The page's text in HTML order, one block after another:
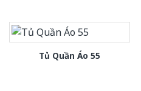
Tủ Quần Áo 55